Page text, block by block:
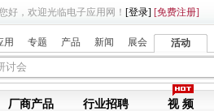
好，欢迎光临电子应用网！ [登录] [免费注册]
用 专题 产品 新闻 展会 活动
厂商产品 行业招聘 视 频